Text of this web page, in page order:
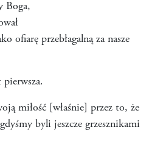
Boga,
ofiarę przebłagalną za nasze
pierwsza.
miłość [właśnie] przez to, że
byli jeszcze grzesznikami